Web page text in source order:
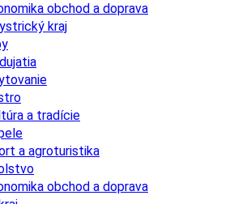
obchod a doprava
kraj
a tradície
a agroturistika
obchod a doprava